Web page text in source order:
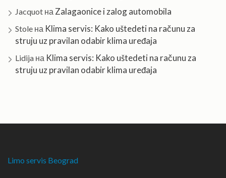
Jacquot на Zalagaonice i zalog automobila
Stole на Klima servis: Kako uštedeti na računu za
struju uz pravilan odabir klima uređaja
Lidija на Klima servis: Kako uštedeti na računu za
struju uz pravilan odabir klima uređaja
Limo servis Beograd